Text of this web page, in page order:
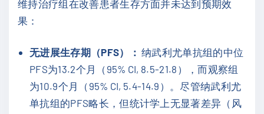
维持治疗组在改善患者生存方面并未达到预期效
果：
无进展生存期（PFS）： 纳武利尤单抗组的中位
PFS为13.2个月（95% CI, 8.5-21.8），而观察组
为10.9个月（95% CI, 5.4-14.9）。尽管纳武利尤
单抗组的PFS略长，但统计学上无显著差异（风